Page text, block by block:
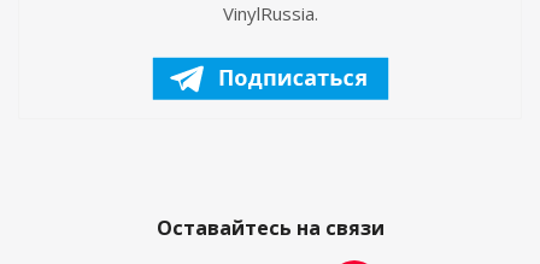
VinylRussia.
Оставайтесь на связи